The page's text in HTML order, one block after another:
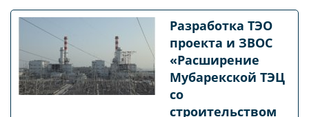
Разработка ТЭО
проекта и ЗВОС
«Расширение
Мубарекской ТЭЦ
со
строительством